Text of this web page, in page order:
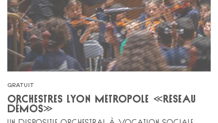
GRATUIT
ORCHESTRES LYON MÉTROPOLE «RÉSEAU
DÉMOS»